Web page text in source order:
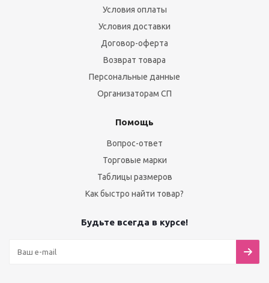
Условия оплаты
Условия доставки
Договор-оферта
Возврат товара
Персональные данные
Организаторам СП
Помощь
Вопрос-ответ
Торговые марки
Таблицы размеров
Как быстро найти товар?
Будьте всегда в курсе!